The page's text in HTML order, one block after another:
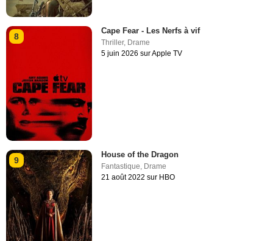
8
Cape Fear - Les Nerfs à vif
Thriller, Drame
5 juin 2026 sur Apple TV
9
House of the Dragon
Fantastique Drame
21 août 2022 sur HBO